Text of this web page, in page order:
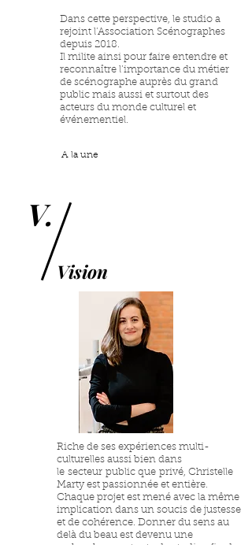
Dans cette perspective, le studio a
rejoint l’Association Scénographes
depuis 2018.
Il milite ainsi pour faire entendre et
reconnaître l’importance du métier
de scénographe auprès du grand
public mais aussi et surtout des
acteurs du monde culturel et
événementiel.
A la une
V.
Vision
Riche de ses expériences multi-
culturelles aussi bien dans
le secteur public que privé, Christelle
Marty est passionnée et entière.
Chaque projet est mené avec la même
implication dans un soucis de justesse
et de cohérence. Donner du sens au
delà du beau est devenu une